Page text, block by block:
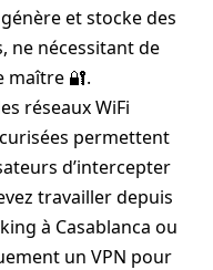
et stocke des
ne nécessitant de
maître 🔐.
réseaux WiFi
permettent
d’intercepter
travailler depuis
à Casablanca ou
un VPN pour